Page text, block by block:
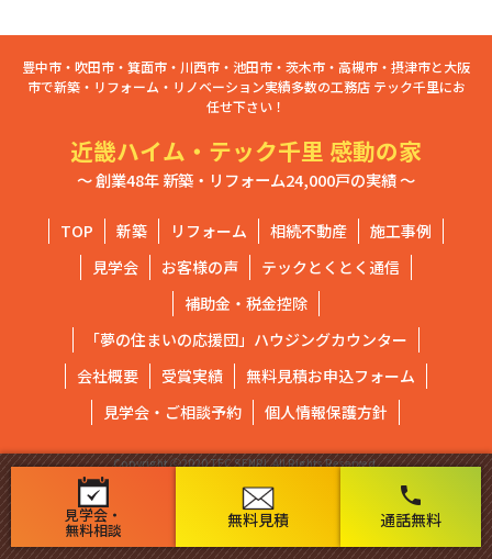
見学会・
無料相談 無料見積
phone
通話無料
豊中市・吹田市・箕面市・川西市・池田市・茨木市・高槻市・摂津市と大阪
市で新築・リフォーム・リノベーション実績多数の工務店 テック千里にお
任せ下さい！
近畿ハイム・テック千里 感動の家
～ 創業48年 新築・リフォーム24,000戸の実績 ～
TOP 新築 リフォーム 相続不動産
施工事例
見学会
お客様の声
テックとくとく通信
補助金・税金控除
「夢の住まいの応援団」ハウジングカウンター
会社概要
受賞実績
無料見積お申込フォーム
見学会・ご相談予約
個人情報保護方針
Copyright ⓒ2020 TEC SENRI. All Rights Reserved.